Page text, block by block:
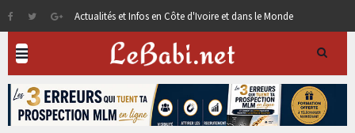
Actualités et Infos en Côte d'Ivoire et dans le Monde